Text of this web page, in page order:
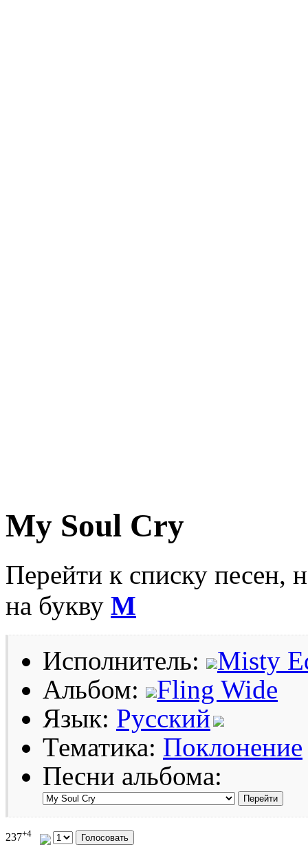
My Soul Cry
Перейти к списку песен,
на букву M
Исполнитель:
Misty
Альбом:
Fling Wide
Язык: Русский
Тематика: Поклонение
Песни альбома:
237+4